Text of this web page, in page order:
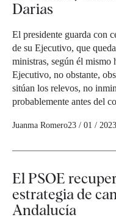
Darias
El presidente guarda con
de su Ejecutivo, que
ministras, según él mismo
Ejecutivo, no obstante,
sitúan los relevos, no
probablemente antes del
Juanma Romero23 / 01 / 2023
El PSOE
estrategia de
Andalucía